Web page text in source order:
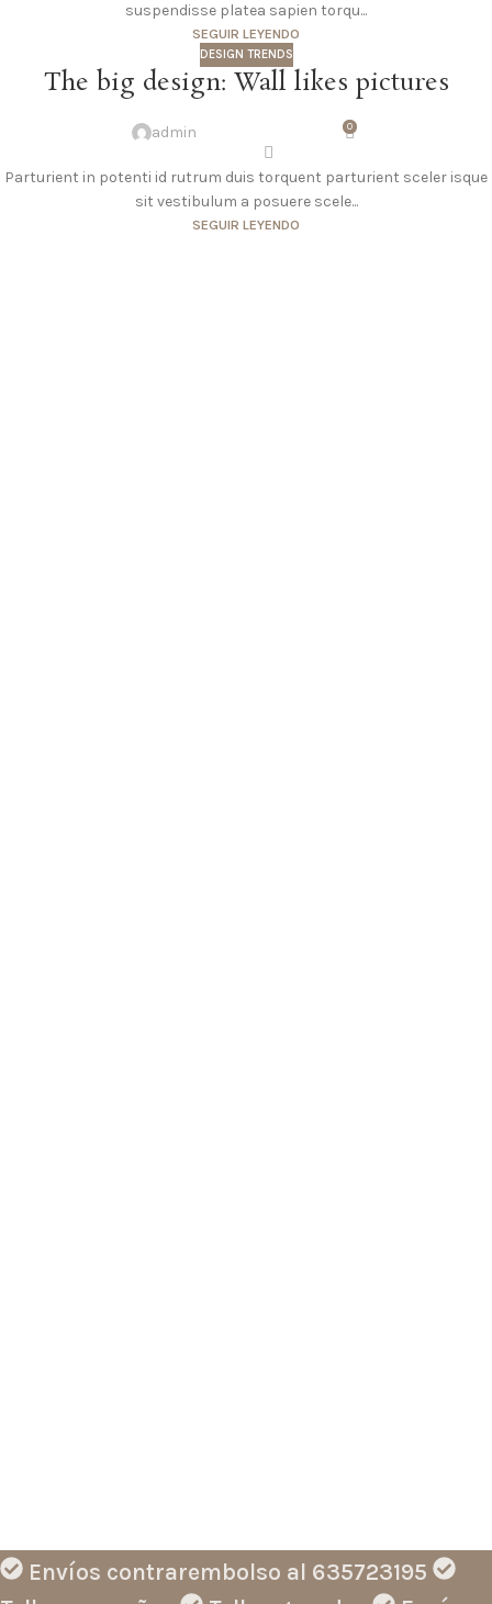
suspendisse platea sapien torqu...
SEGUIR LEYENDO
DESIGN TRENDS
The big design: Wall likes pictures
admin 0
Parturient in potenti id rutrum duis torquent parturient sceler isque
sit vestibulum a posuere scele...
SEGUIR LEYENDO
Envíos contrarembolso al 635723195